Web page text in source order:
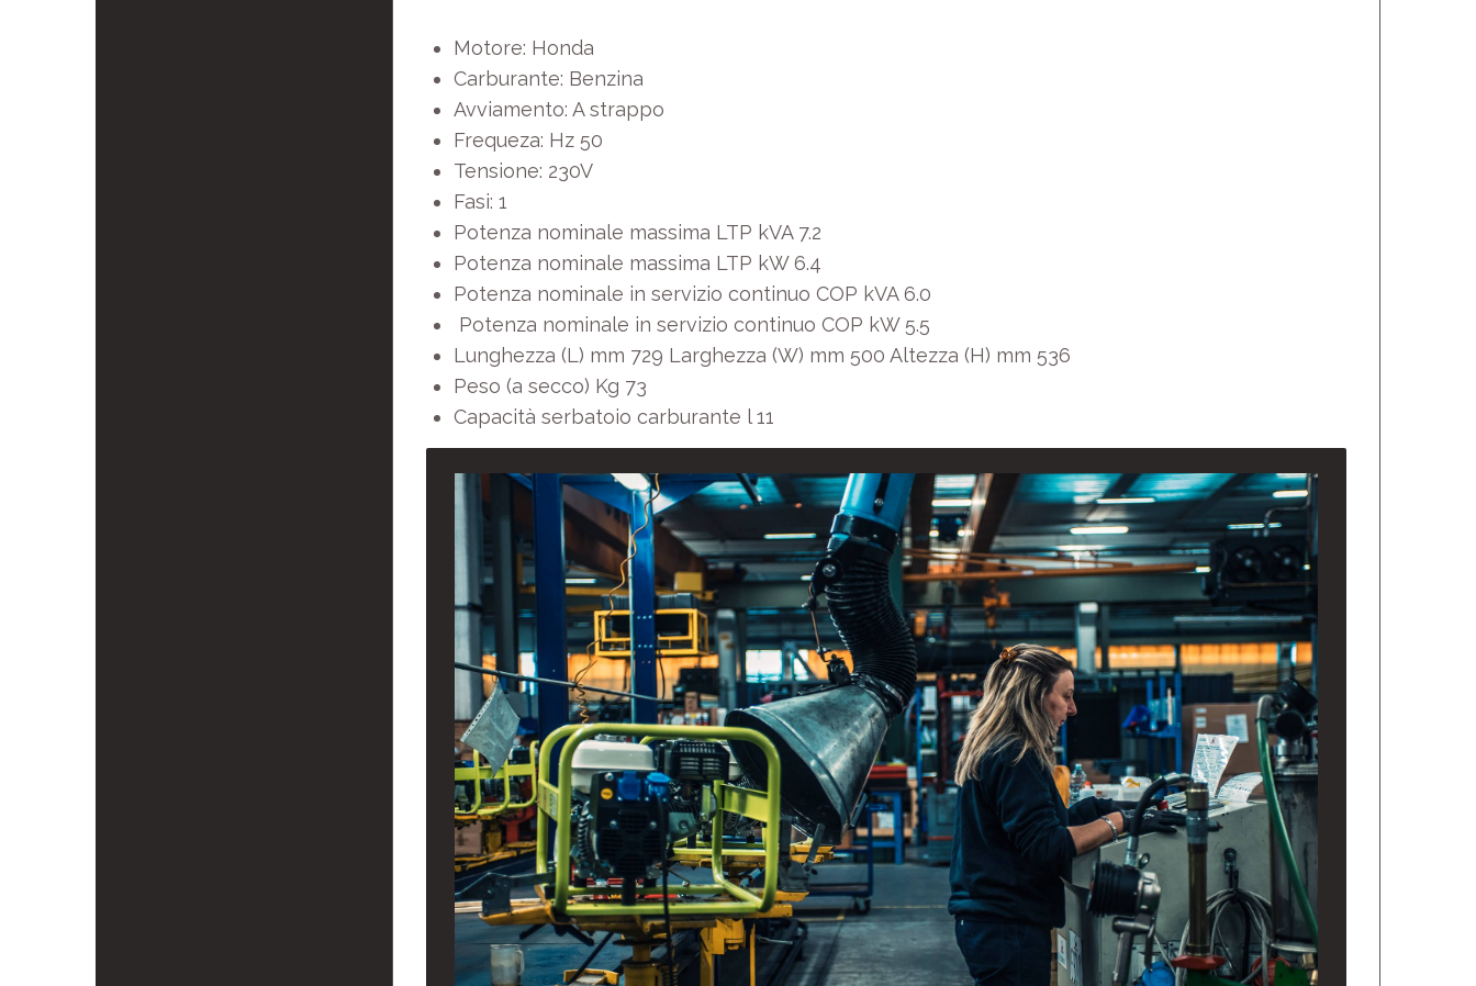
Motore: Honda
Carburante: Benzina
Avviamento: A strappo
Frequeza: Hz 50
Tensione: 230V
Fasi: 1
Potenza nominale massima LTP kVA 7.2
Potenza nominale massima LTP kW 6.4
Potenza nominale in servizio continuo COP kVA 6.0
Potenza nominale in servizio continuo COP kW 5.5
Lunghezza (L) mm 729 Larghezza (W) mm 500 Altezza (H) mm 536
Peso (a secco) Kg 73
Capacità serbatoio carburante l 11